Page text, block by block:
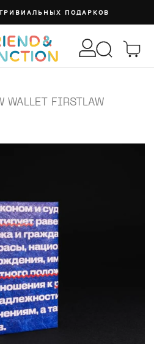
ПОДАРКОВ
FIRSTLAW